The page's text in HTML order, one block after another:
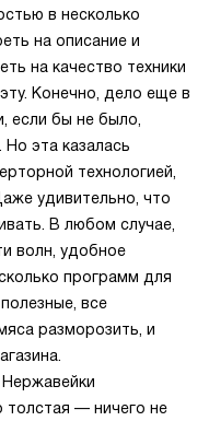
в несколько
на описание и
на качество техники
Конечно, дело еще в
если бы не было,
эта казалась
технологией,
удивительно, что
В любом случае,
волн, удобное
программ для
все
разморозить, и
толстая — ничего не